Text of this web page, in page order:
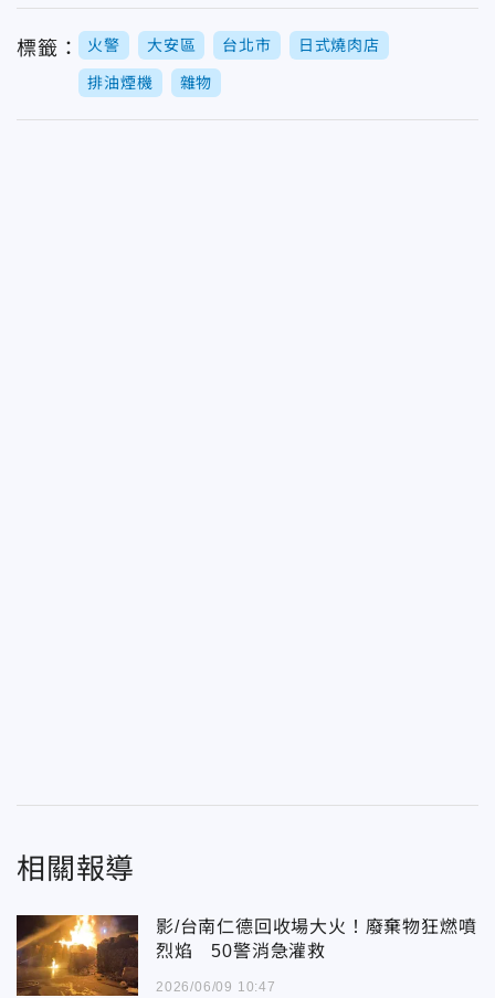
標籤： 火警 大安區 台北市 日式燒肉店
排油煙機 雜物
相關報導
影/台南仁德回收場大火！廢棄物狂燃噴
烈焰 50警消急灌救
2026/06/09 10:47